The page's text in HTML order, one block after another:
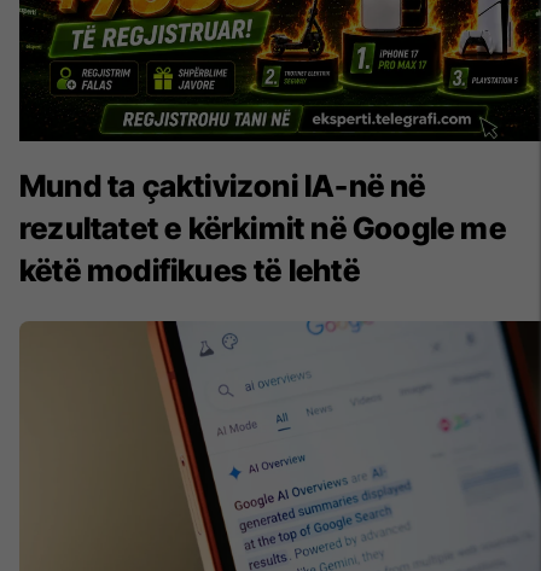
Mund ta çaktivizoni IA-në në
rezultatet e kërkimit në Google me
këtë modifikues të lehtë